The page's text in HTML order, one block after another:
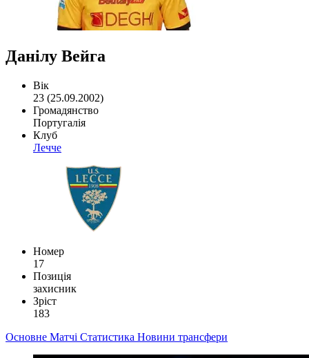
Данілу Вейга
Вік
23 (25.09.2002)
Громадянство
Португалія
Клуб
Лечче
Номер
17
Позиція
захисник
Зріст
183
Основне Матчі Статистика Новини трансфери